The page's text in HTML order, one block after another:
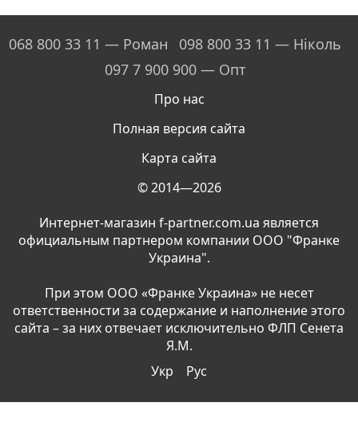
068 800 33 11 — Роман
098 800 33 11 — Ніколь
097 7 900 900 — Опт
Про нас
Полная версия сайта
Карта сайта
© 2014—2026
Интернет-магазин f-partner.com.ua является
официальным партнером компании ООО "Франке
Украина".
При этом ООО «Франке Украина» не несет
ответственности за содержание и наполнение этого
сайта – за них отвечает исключительно ФЛП Сенета
Я.М.
Укр
Рус